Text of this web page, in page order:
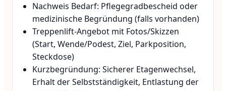
Nachweis Bedarf: Pflegegradbescheid oder
medizinische Begründung (falls vorhanden)
Treppenlift-Angebot mit Fotos/Skizzen
(Start, Wende/Podest, Ziel, Parkposition,
Steckdose)
Kurzbegründung: Sicherer Etagenwechsel,
Erhalt der Selbstständigkeit, Entlastung der